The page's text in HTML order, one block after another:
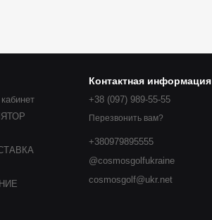
Контактная информация
+38 (097) 989-55-55
Перезвонить вам?
+380979895555
@cosmosgolfukraine
cosmosgolf@ukr.net